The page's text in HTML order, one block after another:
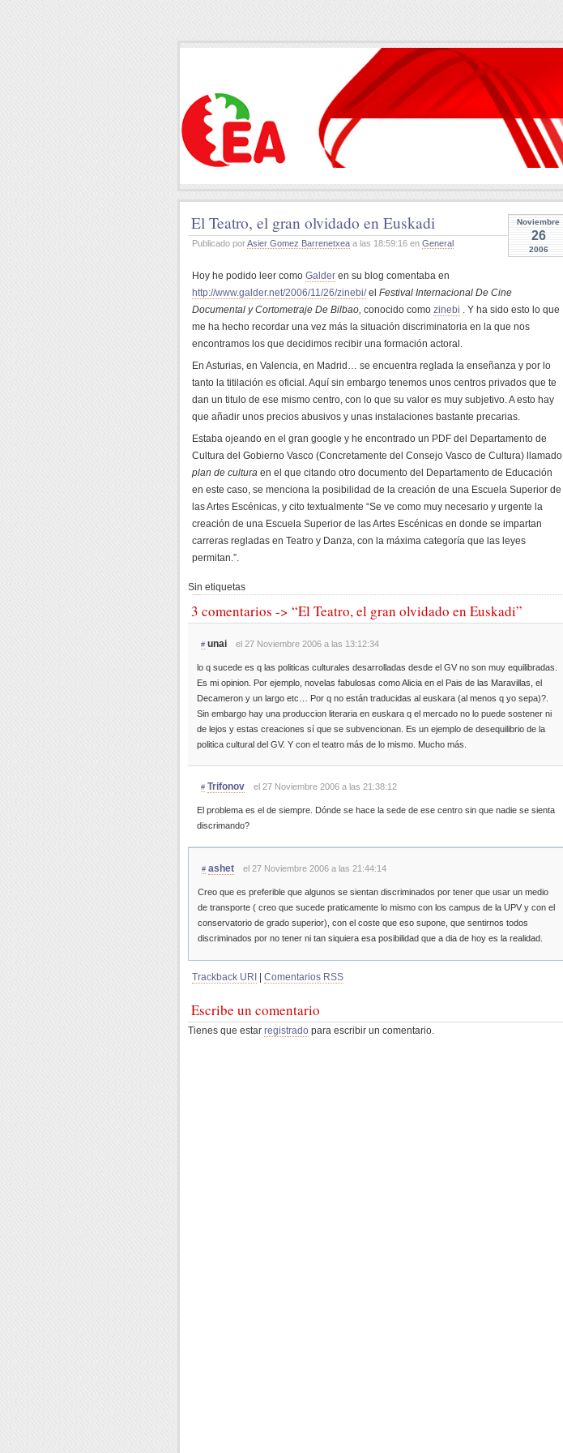
Noviembre
26
2006
El Teatro, el gran olvidado en Euskadi
Publicado porAsier Gomez Barrenetxea a las 18:59:16 en General
Hoy he podido leer como Galder en su blog comentaba en
http://www.galder.net/2006/11/26/zinebi/el Festival Internacional De Cine
Documental y Cortometraje De Bilbao, conocido como zinebi . Y ha sido esto lo que
me ha hecho recordar una vez más la situación discriminatoria en la que nos
encontramos los que decidimos recibir una formación actoral.
En Asturias, en Valencia, en Madrid… se encuentra reglada la enseñanza y por lo
tanto la titilación es oficial. Aquí sin embargo tenemos unos centros privados que te
dan un titulo de ese mismo centro, con lo que su valor es muy subjetivo. A esto hay
que añadir unos precios abusivos y unas instalaciones bastante precarias.
Estaba ojeando en el gran google y he encontrado un PDF del Departamento de
Cultura del Gobierno Vasco (Concretamente del Consejo Vasco de Cultura) llamado
plan de cultura en el que citando otro documento del Departamento de Educación
en este caso, se menciona la posibilidad de la creación de una Escuela Superior de
las Artes Escénicas, y cito textualmente “Se ve como muy necesario y urgente la
creación de una Escuela Superior de las Artes Escénicas en donde se impartan
carreras regladas en Teatro y Danza, con la máxima categoría que las leyes
permitan.”.
Sin etiquetas
3 comentarios -> “El Teatro, el gran olvidado en Euskadi”
# unai el 27 Noviembre 2006 a las 13:12:34
lo q sucede es q las politicas culturales desarrolladas desde el GV no son muy equilibradas.
Es mi opinion. Por ejemplo, novelas fabulosas como Alicia en el Pais de las Maravillas, el
Decameron y un largo etc… Por q no están traducidas al euskara (al menos q yo sepa)?.
Sin embargo hay una produccion literaria en euskara q el mercado no lo puede sostener ni
de lejos y estas creaciones sí que se subvencionan. Es un ejemplo de desequilibrio de la
politica cultural del GV. Y con el teatro más de lo mismo. Mucho más.
# Trifonov el 27 Noviembre 2006 a las 21:38:12
El problema es el de siempre. Dónde se hace la sede de ese centro sin que nadie se sienta
discrimando?
# ashet el 27 Noviembre 2006 a las 21:44:14
Creo que es preferible que algunos se sientan discriminados por tener que usar un medio
de transporte ( creo que sucede praticamente lo mismo con los campus de la UPV y con el
conservatorio de grado superior), con el coste que eso supone, que sentirnos todos
discriminados por no tener ni tan siquiera esa posibilidad que a dia de hoy es la realidad.
Trackback URI | Comentarios RSS
Escribe un comentario
Tienes que estar registrado para escribir un comentario.